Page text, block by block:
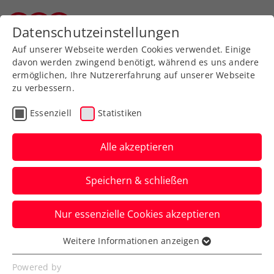
Zurück zur Newsübersicht
ATP
ATP Rom: Ofner sorgt
beim Comeback für
Schlagzeilen
Österreichs Nummer eins stoppt beim
ATP-Masters-1000-Turnier in Rom auch
die Nummer 16 der Welt.
Verfasst von: Manuel Wachta, 10.05.2025
Datenschutzeinstellungen
Auf unserer Webseite werden Cookies verwendet. Einige
davon werden zwingend benötigt, während es uns andere
ermöglichen, Ihre Nutzererfahrung auf unserer Webseite
zu verbessern.
Essenziell Statistiken
Alle akzeptieren
Speichern & schließen
Nur essenzielle Cookies akzeptieren
Essenziell
Essenzielle Cookies werden für grundlegende
Weitere Informationen anzeigen
Powered by